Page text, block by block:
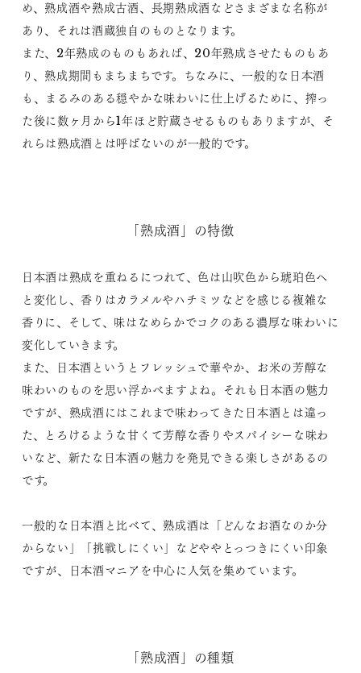
め、熟成酒や熟成古酒、長期熟成酒などさまざまな名称が
あり、それは酒蔵独自のものとなります。
また、2年熟成のものもあれば、20年熟成させたものもあ
り、熟成期間もまちまちです。ちなみに、一般的な日本酒
も、まるみのある穏やかな味わいに仕上げるために、搾っ
た後に数ヶ月から1年ほど貯蔵させるものもありますが、そ
れらは熟成酒とは呼ばないのが一般的です。
「熟成酒」の特徴
日本酒は熟成を重ねるにつれて、色は山吹色から琥珀色へ
と変化し、香りはカラメルやハチミツなどを感じる複雑な
香りに、そして、味はなめらかでコクのある濃厚な味わいに
変化していきます。
また、日本酒というとフレッシュで華やか、お米の芳醇な
味わいのものを思い浮かべますよね。それも日本酒の魅力
ですが、熟成酒にはこれまで味わってきた日本酒とは違っ
た、とろけるような甘くて芳醇な香りやスパイシーな味わ
いなど、新たな日本酒の魅力を発見できる楽しさがあるの
です。
一般的な日本酒と比べて、熟成酒は「どんなお酒なのか分
からない」「挑戦しにくい」などややとっつきにくい印象
ですが、日本酒マニアを中心に人気を集めています。
「熟成酒」の種類